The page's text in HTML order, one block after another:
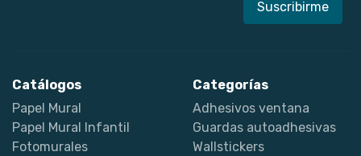
Catálogos
Papel Mural
Papel Mural Infantil
Fotomurales
Categorías
Adhesivos ventana
Guardas autoadhesivas
Wallstickers